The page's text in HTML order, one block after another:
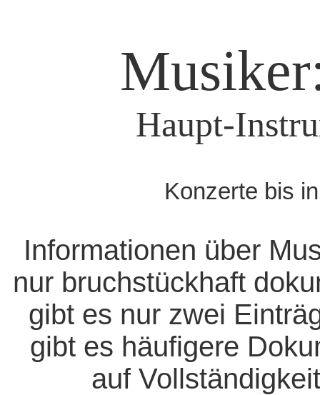
Haupt-
Konzerte bis
Informationen über
nur bruchstückhaft
gibt es nur zwei
gibt es häufigere
auf